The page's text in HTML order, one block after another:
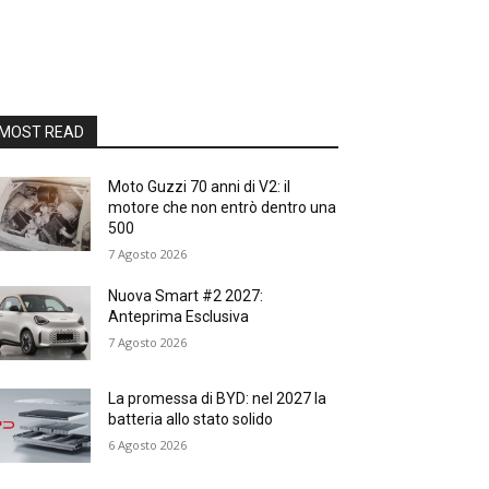
READ
Moto Guzzi 70 anni di V2: il
motore che non entrò dentro una
500
7 Agosto 2026
Nuova Smart #2 2027:
Anteprima Esclusiva
7 Agosto 2026
La promessa di BYD: nel 2027 la
batteria allo stato solido
6 Agosto 2026